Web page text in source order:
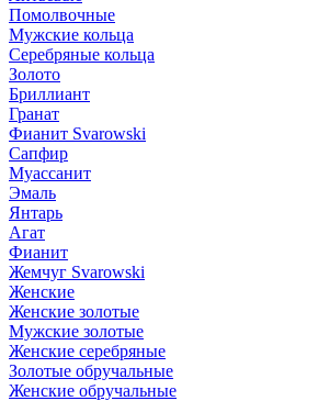
Помолвочные
Мужские кольца
Серебряные кольца
Золото
Бриллиант
Гранат
Фианит Svarowski
Сапфир
Муассанит
Эмаль
Янтарь
Агат
Фианит
Жемчуг Svarowski
Женские
Женские золотые
Мужские золотые
Женские серебряные
Золотые обручальные
Женские обручальные